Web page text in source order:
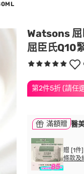
Watsons 屈
屈臣氏Q10
第2件5折 (請任
滿額贈 醫
贈 [1
條款及